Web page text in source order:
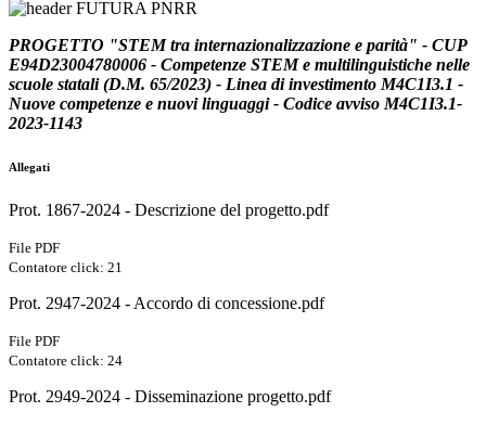
PROGETTO "STEM tra internazionalizzazione e parità" - CUP
E94D23004780006 - Competenze STEM e multilinguistiche nelle
scuole statali (D.M. 65/2023) - Linea di investimento M4C1I3.1 -
Nuove competenze e nuovi linguaggi - Codice avviso M4C1I3.1-
2023-1143
Allegati
Prot. 1867-2024 - Descrizione del progetto.pdf
File PDF
Contatore click: 21
Prot. 2947-2024 - Accordo di concessione.pdf
File PDF
Contatore click: 24
Prot. 2949-2024 - Disseminazione progetto.pdf